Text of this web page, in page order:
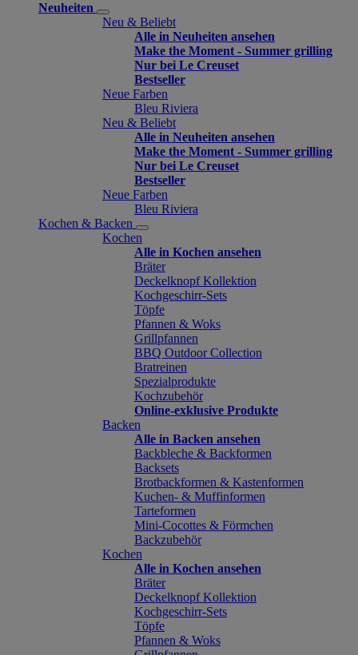
Neuheiten
Neu & Beliebt
Alle in Neuheiten ansehen
Make the Moment - Summer grilling
Nur bei Le Creuset
Bestseller
Neue Farben
Bleu Riviera
Neu & Beliebt
Alle in Neuheiten ansehen
Make the Moment - Summer grilling
Nur bei Le Creuset
Bestseller
Neue Farben
Bleu Riviera
Kochen & Backen
Kochen
Alle in Kochen ansehen
Bräter
Deckelknopf Kollektion
Kochgeschirr-Sets
Töpfe
Pfannen & Woks
Grillpfannen
BBQ Outdoor Collection
Bratreinen
Spezialprodukte
Kochzubehör
Online-exklusive Produkte
Backen
Alle in Backen ansehen
Backbleche & Backformen
Backsets
Brotbackformen & Kastenformen
Kuchen- & Muffinformen
Tarteformen
Mini-Cocottes & Förmchen
Backzubehör
Kochen
Alle in Kochen ansehen
Bräter
Deckelknopf Kollektion
Kochgeschirr-Sets
Töpfe
Pfannen & Woks